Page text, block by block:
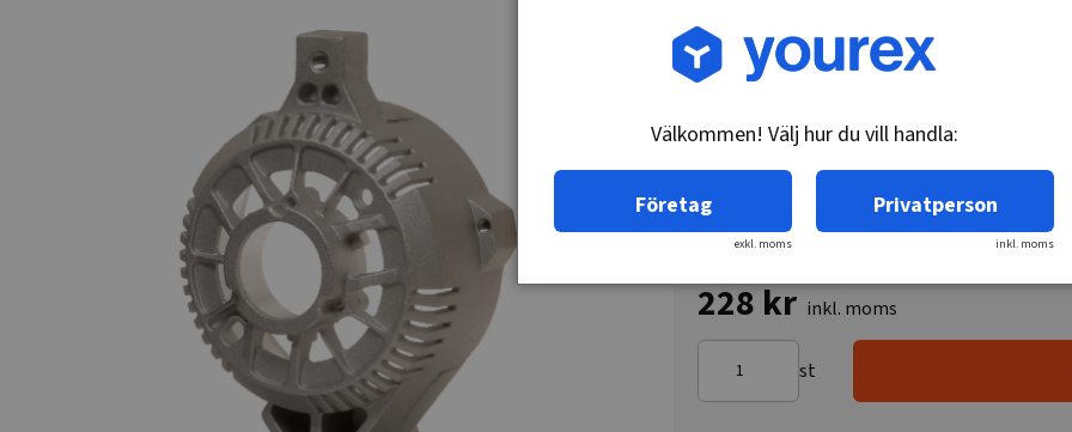
Artikelnr: 42-101-0225
228 kr inkl. moms
st
Välkommen! Välj hur du vill handla:
Företag
exkl. moms
Privatperson
inkl. moms